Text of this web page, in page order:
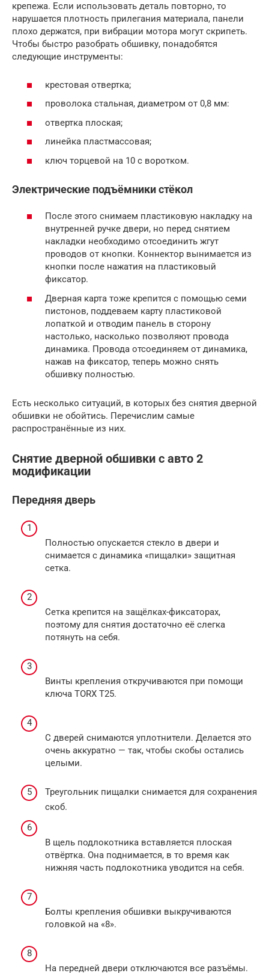
крепежа. Если использовать деталь повторно, то
нарушается плотность прилегания материала, панели
плохо держатся, при вибрации мотора могут скрипеть.
Чтобы быстро разобрать обшивку, понадобятся
следующие инструменты:
крестовая отвертка;
проволока стальная, диаметром от 0,8 мм:
отвертка плоская;
линейка пластмассовая;
ключ торцевой на 10 с воротком.
Электрические подъёмники стёкол
После этого снимаем пластиковую накладку на
внутренней ручке двери, но перед снятием
накладки необходимо отсоединить жгут
проводов от кнопки. Коннектор вынимается из
кнопки после нажатия на пластиковый
фиксатор.
Дверная карта тоже крепится с помощью семи
пистонов, поддеваем карту пластиковой
лопаткой и отводим панель в сторону
настолько, насколько позволяют провода
динамика. Провода отсоединяем от динамика,
нажав на фиксатор, теперь можно снять
обшивку полностью.
Есть несколько ситуаций, в которых без снятия дверной
обшивки не обойтись. Перечислим самые
распространённые из них.
Снятие дверной обшивки с авто 2
модификации
Передняя дверь
Полностью опускается стекло в двери и
снимается с динамика «пищалки» защитная
сетка.
Сетка крепится на защёлках-фиксаторах,
поэтому для снятия достаточно её слегка
потянуть на себя.
Винты крепления откручиваются при помощи
ключа TORX T25.
С дверей снимаются уплотнители. Делается это
очень аккуратно — так, чтобы скобы остались
целыми.
Треугольник пищалки снимается для сохранения
скоб.
В щель подлокотника вставляется плоская
отвёртка. Она поднимается, в то время как
нижняя часть подлокотника уводится на себя.
Болты крепления обшивки выкручиваются
головкой на «8».
На передней двери отключаются все разъёмы.